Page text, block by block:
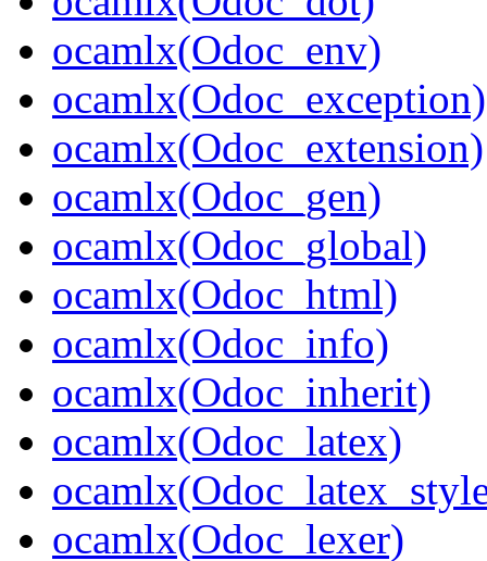
ocamlx(Odoc_env)
ocamlx(Odoc_exception)
ocamlx(Odoc_extension)
ocamlx(Odoc_gen)
ocamlx(Odoc_global)
ocamlx(Odoc_html)
ocamlx(Odoc_info)
ocamlx(Odoc_inherit)
ocamlx(Odoc_latex)
ocamlx(Odoc_lexer)